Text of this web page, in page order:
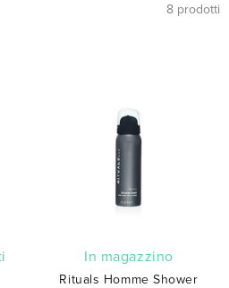
8 prodotti
In magazzino
Rituals Homme Shower